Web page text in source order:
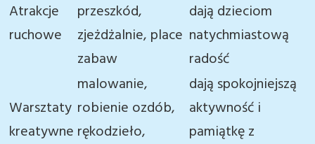
Atrakcje
ruchowe
przeszkód,
zjeżdżalnie, place
zabaw
dają dzieciom
natychmiastową
radość
Warsztaty
kreatywne
malowanie,
robienie ozdób,
rękodzieło,
dają spokojniejszą
aktywność i
pamiątkę z